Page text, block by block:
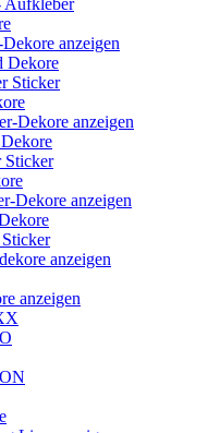
anzeigen
Dekore
Sticker
Dekore anzeigen
Sticker
Dekore anzeigen
anzeigen
anzeigen